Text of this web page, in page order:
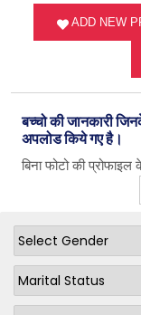
ADD NEW
बच्चो की जानकारी
अपलोड किये गए है।
बिना फोटो की